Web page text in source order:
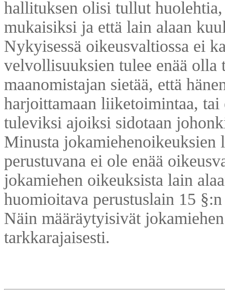
hallituksen olisi tullut
mukaisiksi ja että lain alaan
Nykyisessä oikeusvaltiossa ei
velvollisuuksien tulee enää olla
maanomistajan sietää, että
harjoittamaan liiketoimintaa, tai
tuleviksi ajoiksi sidotaan
Minusta jokamiehenoikeuksien
perustuvana ei ole enää
jokamiehen oikeuksista lain
huomioitava perustuslain 15
Näin määräytyisivät
tarkkarajaisesti.